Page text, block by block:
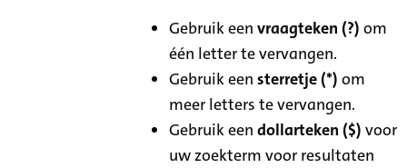
Gebruik eenvraagteken (?) om
één letter te vervangen.
Gebruik eensterretje (*) om
meer letters te vervangen.
Gebruik eendollarteken ($) voor
uw zoekterm voor resultaten